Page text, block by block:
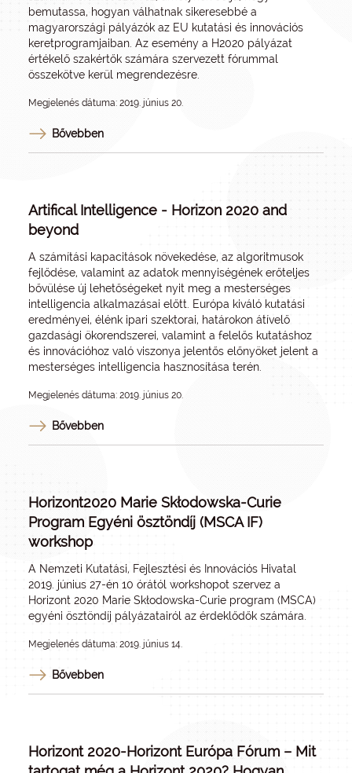
bemutassa, hogyan válhatnak sikeresebbé a
magyarországi pályázók az EU kutatási és innovációs
keretprogramjaiban. Az esemény a H2020 pályázat
értékelő szakértők számára szervezett fórummal
összekötve kerül megrendezésre.
Megjelenés dátuma: 2019. június 20.
Bővebben
Artifical Intelligence - Horizon 2020 and
beyond
A számítási kapacitások növekedése, az algoritmusok
fejlődése, valamint az adatok mennyiségének erőteljes
bővülése új lehetőségeket nyit meg a mesterséges
intelligencia alkalmazásai előtt. Európa kiváló kutatási
eredményei, élénk ipari szektorai, határokon átívelő
gazdasági ökorendszerei, valamint a felelős kutatáshoz
és innovációhoz való viszonya jelentős előnyöket jelent a
mesterséges intelligencia hasznosítása terén.
Megjelenés dátuma: 2019. június 20.
Bővebben
Horizont2020 Marie Skłodowska-Curie
Program Egyéni ösztöndíj (MSCA IF)
workshop
A Nemzeti Kutatási, Fejlesztési és Innovációs Hivatal
2019. június 27-én 10 órától workshopot szervez a
Horizont 2020 Marie Skłodowska-Curie program (MSCA)
egyéni ösztöndíj pályázatairól az érdeklődők számára.
Megjelenés dátuma: 2019. június 14.
Bővebben
Horizont 2020-Horizont Európa Fórum – Mit